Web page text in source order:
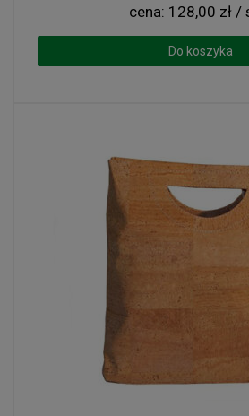
cena: 128,00 zł /
Do koszyka